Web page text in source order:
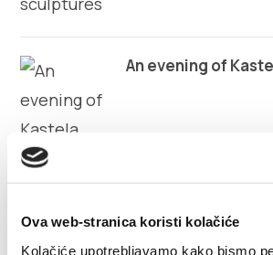
Ova web-stranica koristi kolačiće
Kolačiće upotrebljavamo kako bismo
Villa Nika, Kamberovo šetalište 30,
21216 Kaštel Stari, Hrvatska
An evening of
EXHIBITION OF